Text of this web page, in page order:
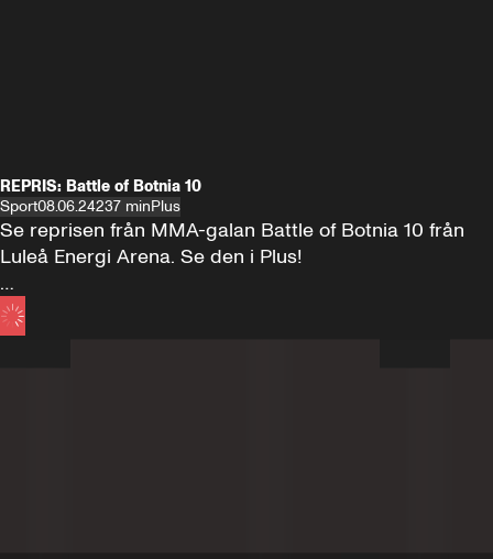
REPRIS: Battle of Botnia 10
Sport08.06.24237 minPlus
Se reprisen från MMA-galan Battle of Botnia 10 från
Luleå Energi Arena. Se den i Plus!
Huvudkort: